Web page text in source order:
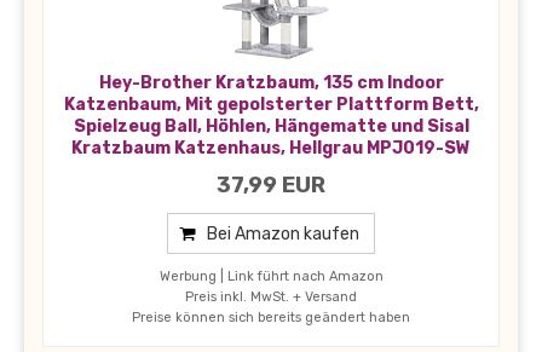
Hey-Brother Kratzbaum, 135 cm Indoor
Katzenbaum, Mit gepolsterter Plattform Bett,
Spielzeug Ball, Höhlen, Hängematte und Sisal
Kratzbaum Katzenhaus, Hellgrau MPJ019-SW
37,99 EUR
Bei Amazon kaufen
Werbung | Link führt nach Amazon
Preis inkl. MwSt. + Versand
Preise können sich bereits geändert haben